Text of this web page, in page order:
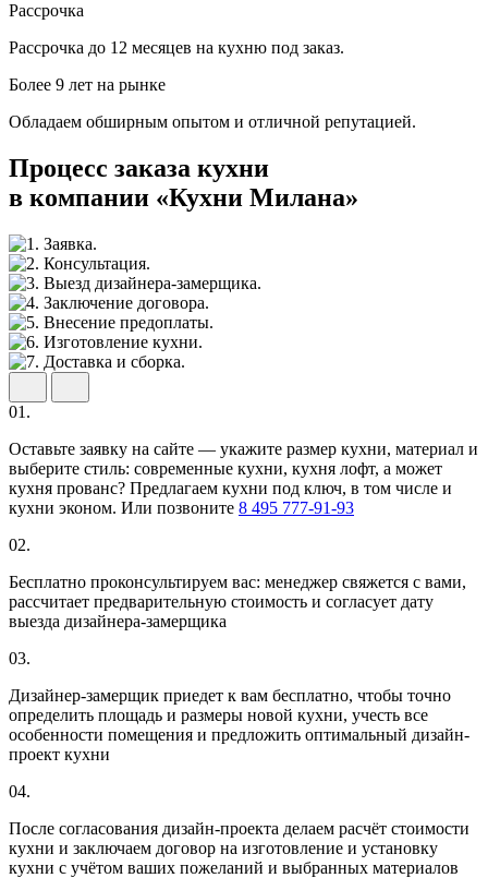
Рассрочка
Рассрочка до 12 месяцев на кухню под заказ.
Более 9 лет на рынке
Обладаем обширным опытом и отличной репутацией.
Процесс заказа кухни
в компании «Кухни Милана»
01.
Оставьте заявку на сайте — укажите размер кухни, материал и
выберите стиль: современные кухни, кухня лофт, а может
кухня прованс? Предлагаем кухни под ключ, в том числе и
кухни эконом. Или позвоните 8 495 777-91-93
02.
Бесплатно проконсультируем вас: менеджер свяжется с вами,
рассчитает предварительную стоимость и согласует дату
выезда дизайнера-замерщика
03.
Дизайнер-замерщик приедет к вам бесплатно, чтобы точно
определить площадь и размеры новой кухни, учесть все
особенности помещения и предложить оптимальный дизайн-
проект кухни
04.
После согласования дизайн-проекта делаем расчёт стоимости
кухни и заключаем договор на изготовление и установку
кухни с учётом ваших пожеланий и выбранных материалов